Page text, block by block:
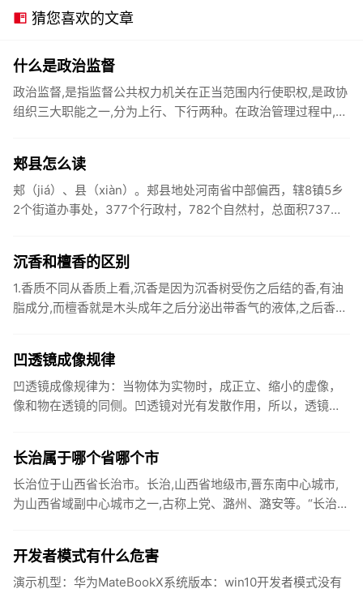
猜您喜欢的文章
什么是政治监督
政治监督,是指监督公共权力机关在正当范围内行使职权,是政协
组织三大职能之一,分为上行、下行两种。在政治管理过程中,为
郏县怎么读
郏（jiá）、县（xiàn）。郏县地处河南省中部偏西，辖8镇5乡
2个街道办事处，377个行政村，782个自然村，总面积737平
沉香和檀香的区别
1.香质不同从香质上看,沉香是因为沉香树受伤之后结的香,有油
脂成分,而檀香就是木头成年之后分泌出带香气的液体,之后香气
凹透镜成像规律
凹透镜成像规律为：当物体为实物时，成正立、缩小的虚像，
像和物在透镜的同侧。凹透镜对光有发散作用，所以，透镜又
长治属于哪个省哪个市
长治位于山西省长治市。长治,山西省地级市,晋东南中心城市,
为山西省域副中心城市之一,古称上党、潞州、潞安等。“长治”
开发者模式有什么危害
演示机型：华为MateBookX系统版本：win10开发者模式没有